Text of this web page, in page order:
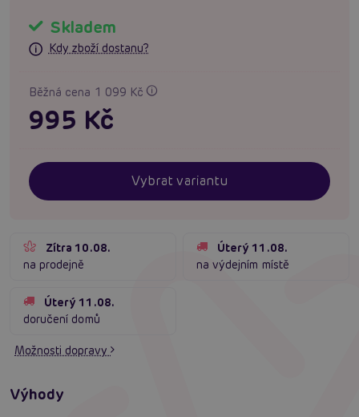
Skladem
Kdy zboží dostanu?
Běžná cena 1 099 Kč
995 Kč
Vybrat variantu
Zítra 10.08.
na prodejně
Úterý 11.08.
na výdejním místě
Úterý 11.08.
doručení domů
Možnosti dopravy
Výhody